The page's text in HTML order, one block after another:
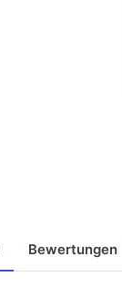
Bewertungen